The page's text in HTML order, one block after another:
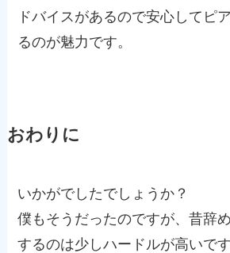
ドバイスがあるので安心してピ
るのが魅力です。
おわりに
いかがでしたでしょうか？
僕もそうだったのですが、昔辞
するのは少しハードルが高いです